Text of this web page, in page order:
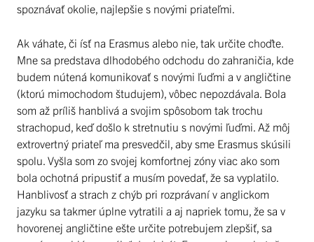
spoznávať okolie, najlepšie s novými priateľmi.
Ak váhate, či ísť na Erasmus alebo nie, tak určite choďte.
Mne sa predstava dlhodobého odchodu do zahraničia, kde
budem nútená komunikovať s novými ľuďmi a v angličtine
(ktorú mimochodom študujem), vôbec nepozdávala. Bola
som až príliš hanblivá a svojim spôsobom tak trochu
strachopud, keď došlo k stretnutiu s novými ľuďmi. Až môj
extrovertný priateľ ma presvedčil, aby sme Erasmus skúsili
spolu. Vyšla som zo svojej komfortnej zóny viac ako som
bola ochotná pripustiť a musím povedať, že sa vyplatilo.
Hanblivosť a strach z chýb pri rozprávaní v anglickom
jazyku sa takmer úplne vytratili a aj napriek tomu, že sa v
hovorenej angličtine ešte určite potrebujem zlepšiť, sa